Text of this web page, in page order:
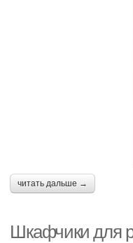
читать дальше →
Шкафчики для